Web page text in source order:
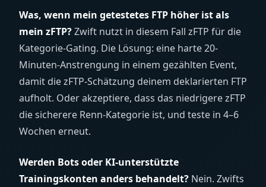
Was, wenn mein getestetes FTP höher ist als
mein zFTP?Zwift nutzt in diesem Fall zFTP für die
Kategorie-Gating. Die Lösung: eine harte 20-
Minuten-Anstrengung in einem gezählten Event,
damit die zFTP-Schätzung deinem deklarierten FTP
aufholt. Oder akzeptiere, dass das niedrigere zFTP
die sicherere Renn-Kategorie ist, und teste in 4–6
Wochen erneut.
Werden Bots oder KI-unterstützte
Trainingskonten anders behandelt? Nein. Zwifts